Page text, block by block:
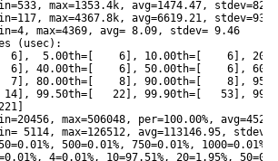
max=1353.4k, avg=1474.47,
max=4367.8k, avg=6619.21,
max=4369, avg= 8.09, stdev= 9.46
(usec):
5.00th=[    6], 10.00th=[    6],
40.00th=[    6], 50.00th=[    6],
80.00th=[    8], 90.00th=[    8],
99.50th=[   22], 99.90th=[   53],
max=506048, per=100.00%,
max=126512, avg=113146.95,
500=0.01%, 750=0.01%, 1000=0.01%
4=0.01%, 10=97.51%, 20=1.95%,